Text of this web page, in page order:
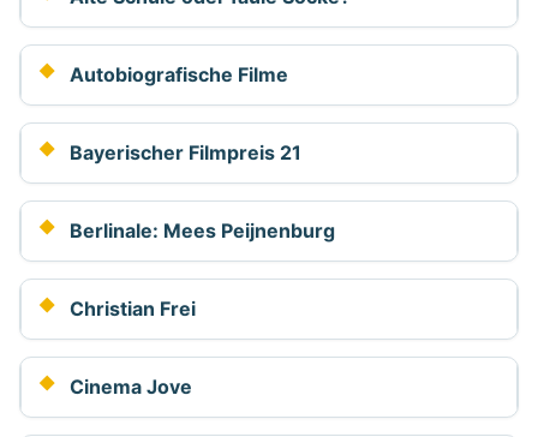
Autobiografische Filme
Bayerischer Filmpreis 21
Berlinale: Mees Peijnenburg
Christian Frei
Cinema Jove